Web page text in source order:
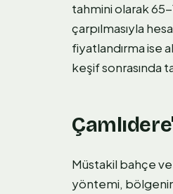
tahmini olarak 65-
çarpılmasıyla
fiyatlandırma ise
keşif sonrasında
Müstakil bahçe
yöntemi, bölgenin